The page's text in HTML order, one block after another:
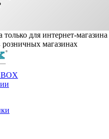
только для интернет-
розничных магазинах